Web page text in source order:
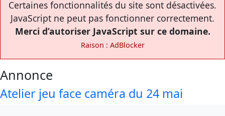
Certaines fonctionnalités du site sont désactivées.
JavaScript ne peut pas fonctionner correctement.
Merci d’autoriser JavaScript sur ce domaine.
Raison : AdBlocker
Annonce
Atelier jeu face caméra du 24 mai